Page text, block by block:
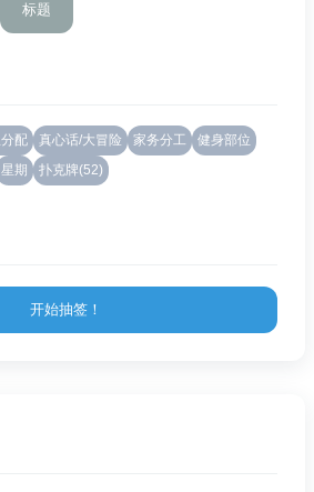
标题
配 真心话/大冒险 家务分工
健身部位
星期 扑克牌(52)
开始抽签！